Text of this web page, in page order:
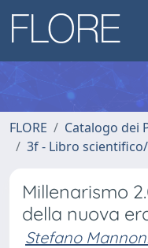
FLORE Catalogo dei
3f - Libro
Millenarismo
della nuova
Stefano